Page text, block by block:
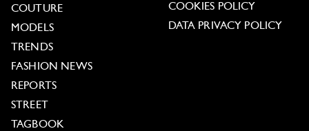
COUTURE
MODELS
TRENDS
FASHION NEWS
REPORTS
STREET
TAGBOOK
COOKIES POLICY
DATA PRIVACY POLICY